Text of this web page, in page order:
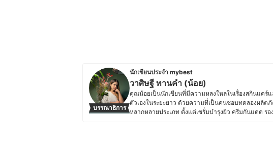
บรรณาธิการ
นักเขียนประจำ mybest
วาศิษฐี ทานคำ (น้อย)
คุณน้อยเป็นนักเขียนที่มีความหลงใหลในเรื่องสกินแคร์แ
ตัวเองในระยะยาว ด้วยความที่เป็นคนชอบทดลองผลิต
หลากหลายประเภท ตั้งแต่เซรั่มบำรุงผิว ครีมกันแดด ร